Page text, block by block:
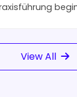
View All